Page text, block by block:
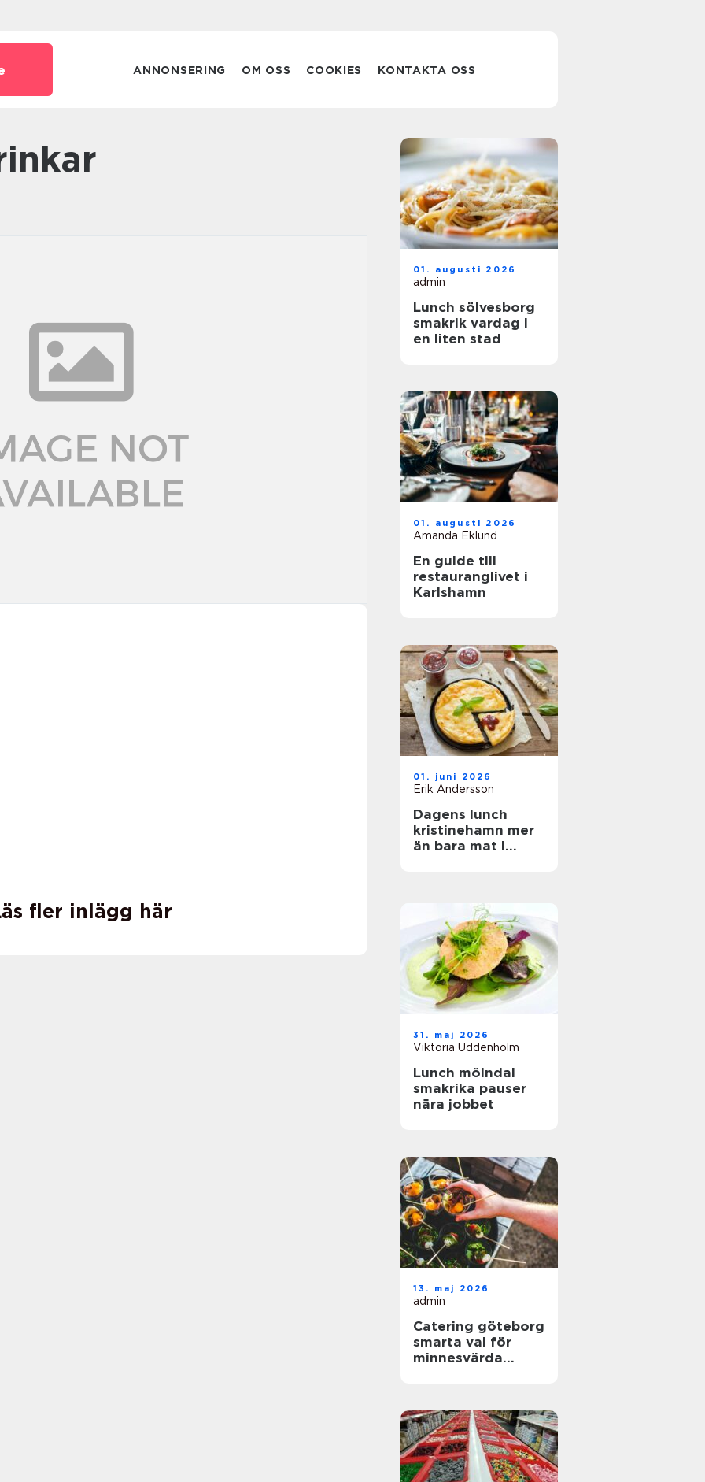
ANNONSERING OM OSS COOKIES KONTAKTA OSS
fler inlägg här
01. augusti 2026
admin
Lunch sölvesborg
smakrik vardag i
en liten stad
01. augusti 2026
Amanda Eklund
En guide till
restauranglivet i
Karlshamn
01. juni 2026
Erik Andersson
Dagens lunch
kristinehamn mer
än bara mat i
31. maj 2026
Viktoria Uddenholm
Lunch mölndal
smakrika pauser
nära jobbet
13. maj 2026
admin
Catering göteborg
smarta val för
minnesvärda